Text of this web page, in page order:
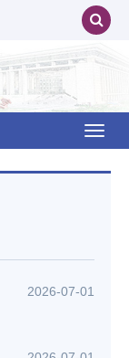
2026-07-01